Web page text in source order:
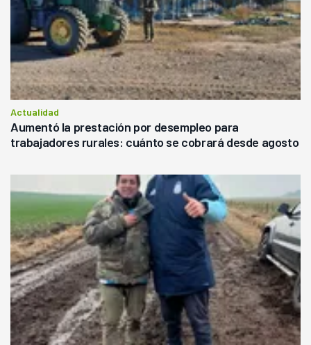
Actualidad
Aumentó la prestación por desempleo para
trabajadores rurales: cuánto se cobrará desde agosto